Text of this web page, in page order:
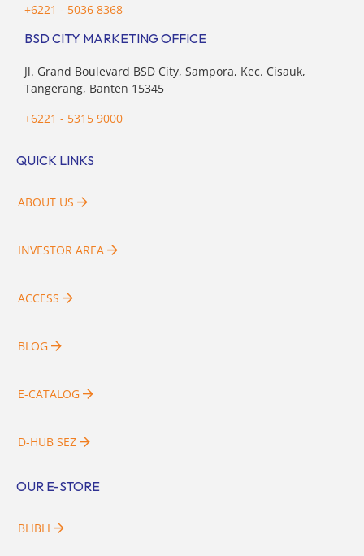
+6221 - 5036 8368
BSD CITY MARKETING OFFICE
Jl. Grand Boulevard BSD City, Sampora, Kec. Cisauk,
Tangerang, Banten 15345
+6221 - 5315 9000
QUICK LINKS
ABOUT US
INVESTOR AREA
ACCESS
BLOG
E-CATALOG
D-HUB SEZ
OUR E-STORE
BLIBLI